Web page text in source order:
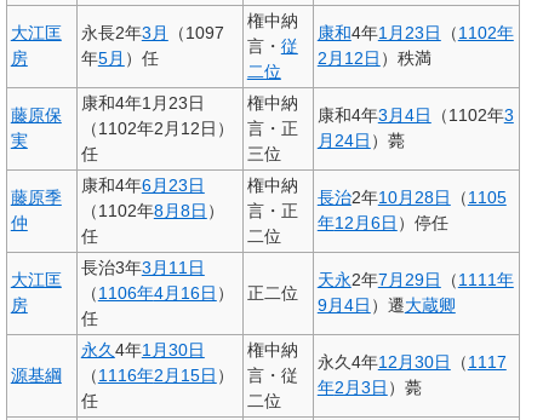
大江匡
房
永長2年3月
（1097
年5月 ）任
権中納
言・ 従
二位
康和4年1月23日 （1102年
2月12日 ）秩満
藤原保
実
康和4年1月23日
（1102年2月12日）
任
権中納
言・正
三位
康和4年3月4日 （1102年3
月24日 ）薨
藤原季
仲
康和4年6月23日
（1102年8月8日 ）
任
権中納
言・正
二位
長治2年10月28日 （1105
年12月6日 ）停任
大江匡
房
長治3年3月11日
（1106年4月16日 ）
任
正二位
天永2年7月29日 （1111年
9月4日 ）遷大蔵卿
源基綱
永久4年1月30日
（1116年2月15日 ）
任
権中納
言・従
二位
永久4年12月30日 （1117
年2月3日 ）薨